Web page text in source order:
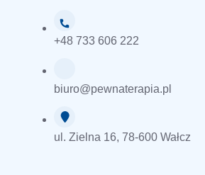
+48 733 606 222
biuro@pewnaterapia.pl
ul. Zielna 16, 78-600 Wałcz